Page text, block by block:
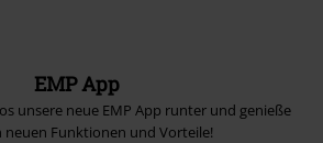
EMP App
unsere neue EMP App runter und genieße
neuen Funktionen und Vorteile!